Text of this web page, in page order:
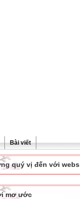
Bài viết
quý vị đến với
mơ ước